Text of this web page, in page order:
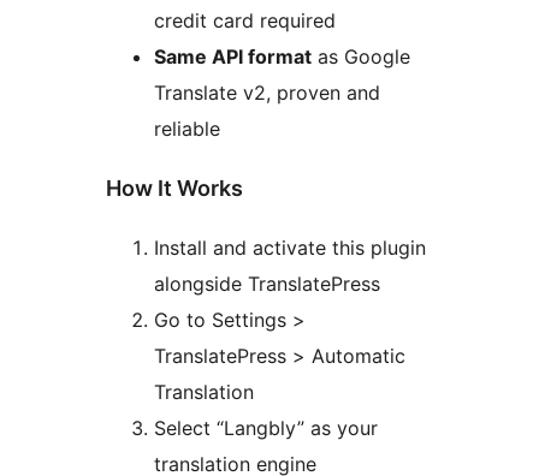
credit card required
Same API format as Google
Translate v2, proven and
reliable
How It Works
Install and activate this plugin
alongside TranslatePress
Go to Settings >
TranslatePress > Automatic
Translation
Select “Langbly” as your
translation engine